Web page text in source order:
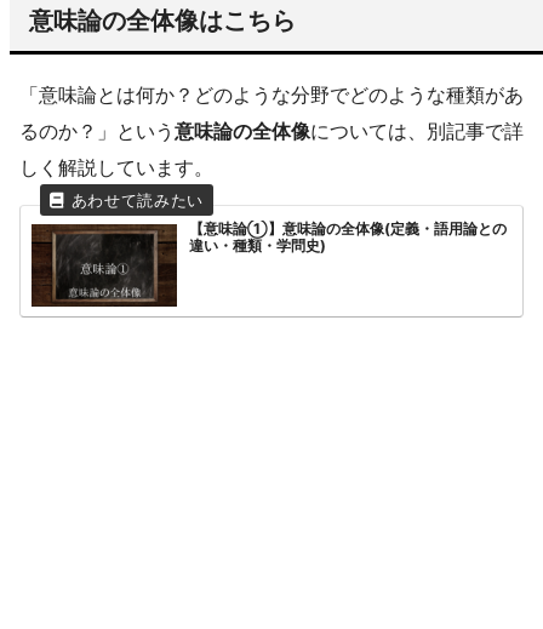
意味論の全体像はこちら
「意味論とは何か？どのような分野でどのような種類があ
るのか？」という 意味論の全体像については、別記事で詳
しく解説しています。
【意味論①】意味論の全体像(定義・語用論との
違い・種類・学問史)